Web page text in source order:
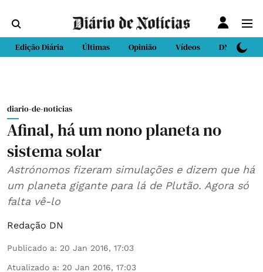
Edição Diária Últimas Opinião Vídeos DN Sport
diario-de-noticias
Afinal, há um nono planeta no
sistema solar
Astrónomos fizeram simulações e dizem que há
um planeta gigante para lá de Plutão. Agora só
falta vê-lo
Redação DN
Publicado a: 20 Jan 2016, 17:03
Atualizado a: 20 Jan 2016, 17:03